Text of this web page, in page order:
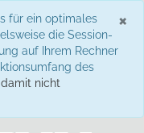
×
für ein optimales
die Session-
auf Ihrem Rechner
des
nicht